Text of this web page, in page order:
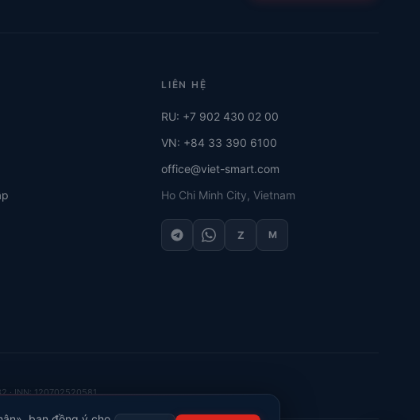
LIÊN HỆ
RU: +7 902 430 02 00
VN: +84 33 390 6100
office@viet-smart.com
Ho Chi Minh City, Vietnam
Z M
·INN: 120702520581